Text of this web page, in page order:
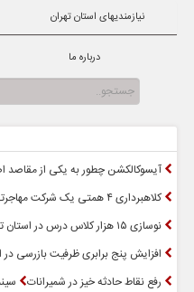
نیازمندیهای استان تهران
درباره ما
آیسوکالکشن چطور به یکی از مقاصد
کلاهبرداری ۴ همتی یک شرکت مهاجرتی
نوسازی ۱۵ هزار کلاس درس در استان تهران
افزایش پنج برابری ظرفیت بازرسی در
رفع نقاط حادثه خیز در شمیرانات